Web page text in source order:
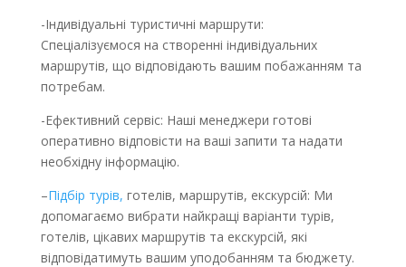
-Індивідуальні туристичні маршрути:
Спеціалізуємося на створенні індивідуальних
маршрутів, що відповідають вашим побажанням та
потребам.
-Ефективний сервіс: Наші менеджери готові
оперативно відповісти на ваші запити та надати
необхідну інформацію.
–Підбір турів, готелів, маршрутів, екскурсій: Ми
допомагаємо вибрати найкращі варіанти турів,
готелів, цікавих маршрутів та екскурсій, які
відповідатимуть вашим уподобанням та бюджету.